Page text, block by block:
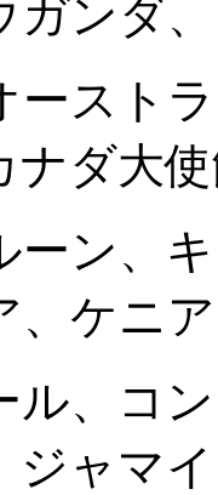
ンダ、
ースト
ナダ大
ーン、
、ケニ
ル、コ
ジャマ